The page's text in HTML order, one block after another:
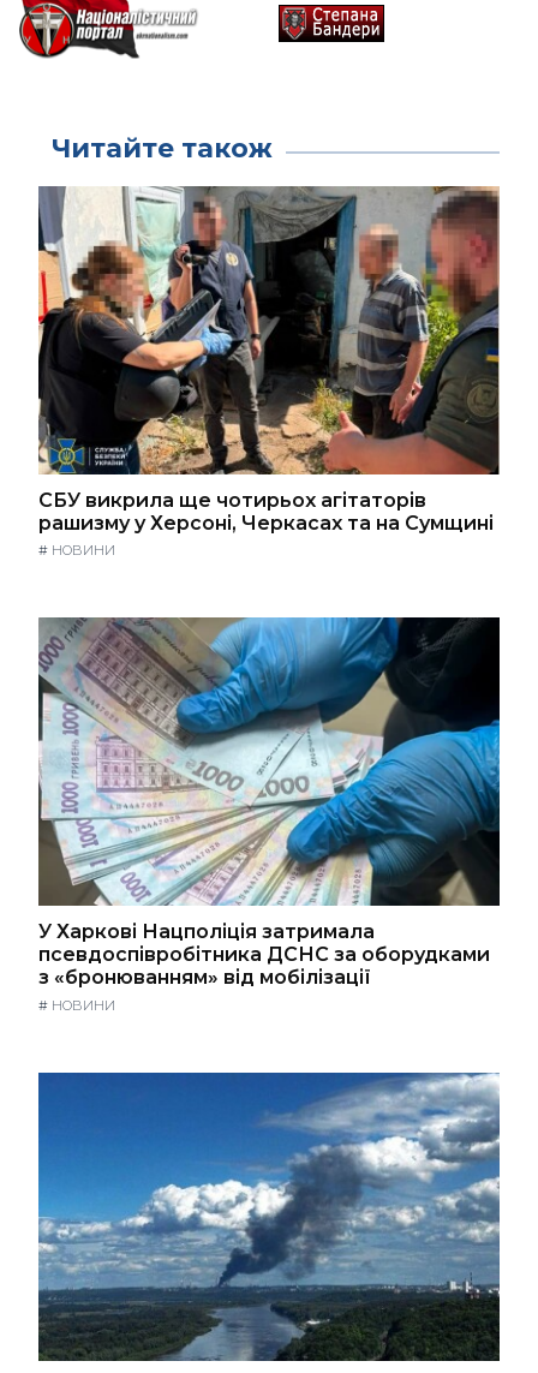
Читайте також
СБУ викрила ще чотирьох агітаторів
рашизму у Херсоні, Черкасах та на Сумщині
# НОВИНИ
У Харкові Нацполіція затримала
псевдоспівробітника ДСНС за оборудками
з «бронюванням» від мобілізації
# НОВИНИ